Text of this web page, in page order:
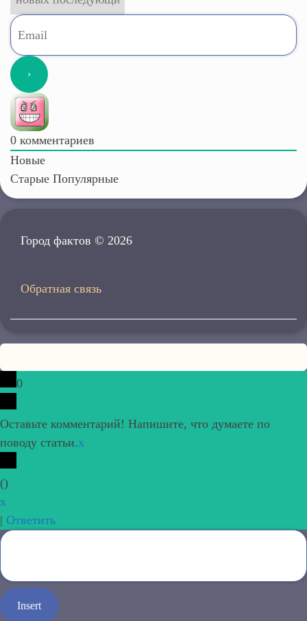
0 комментариев
Новые
Старые Популярные
Город фактов © 2026
Обратная связь
0
Оставьте комментарий! Напишите, что думаете по
поводу статьи.x
()
x
| Ответить
Insert